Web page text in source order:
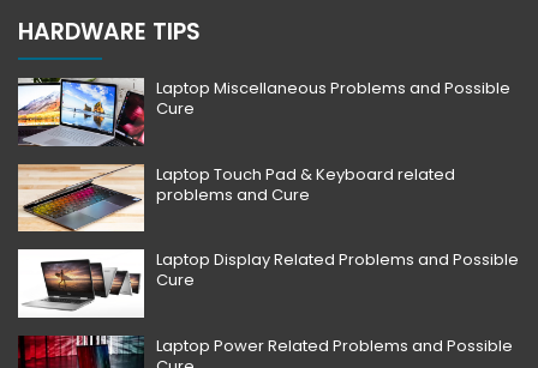
HARDWARE TIPS
Laptop Miscellaneous Problems and Possible
Cure
Laptop Touch Pad & Keyboard related
problems and Cure
Laptop Display Related Problems and Possible
Cure
Laptop Power Related Problems and Possible